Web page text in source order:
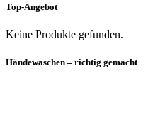
Top-Angebot
Keine Produkte gefunden.
Händewaschen – richtig gemacht